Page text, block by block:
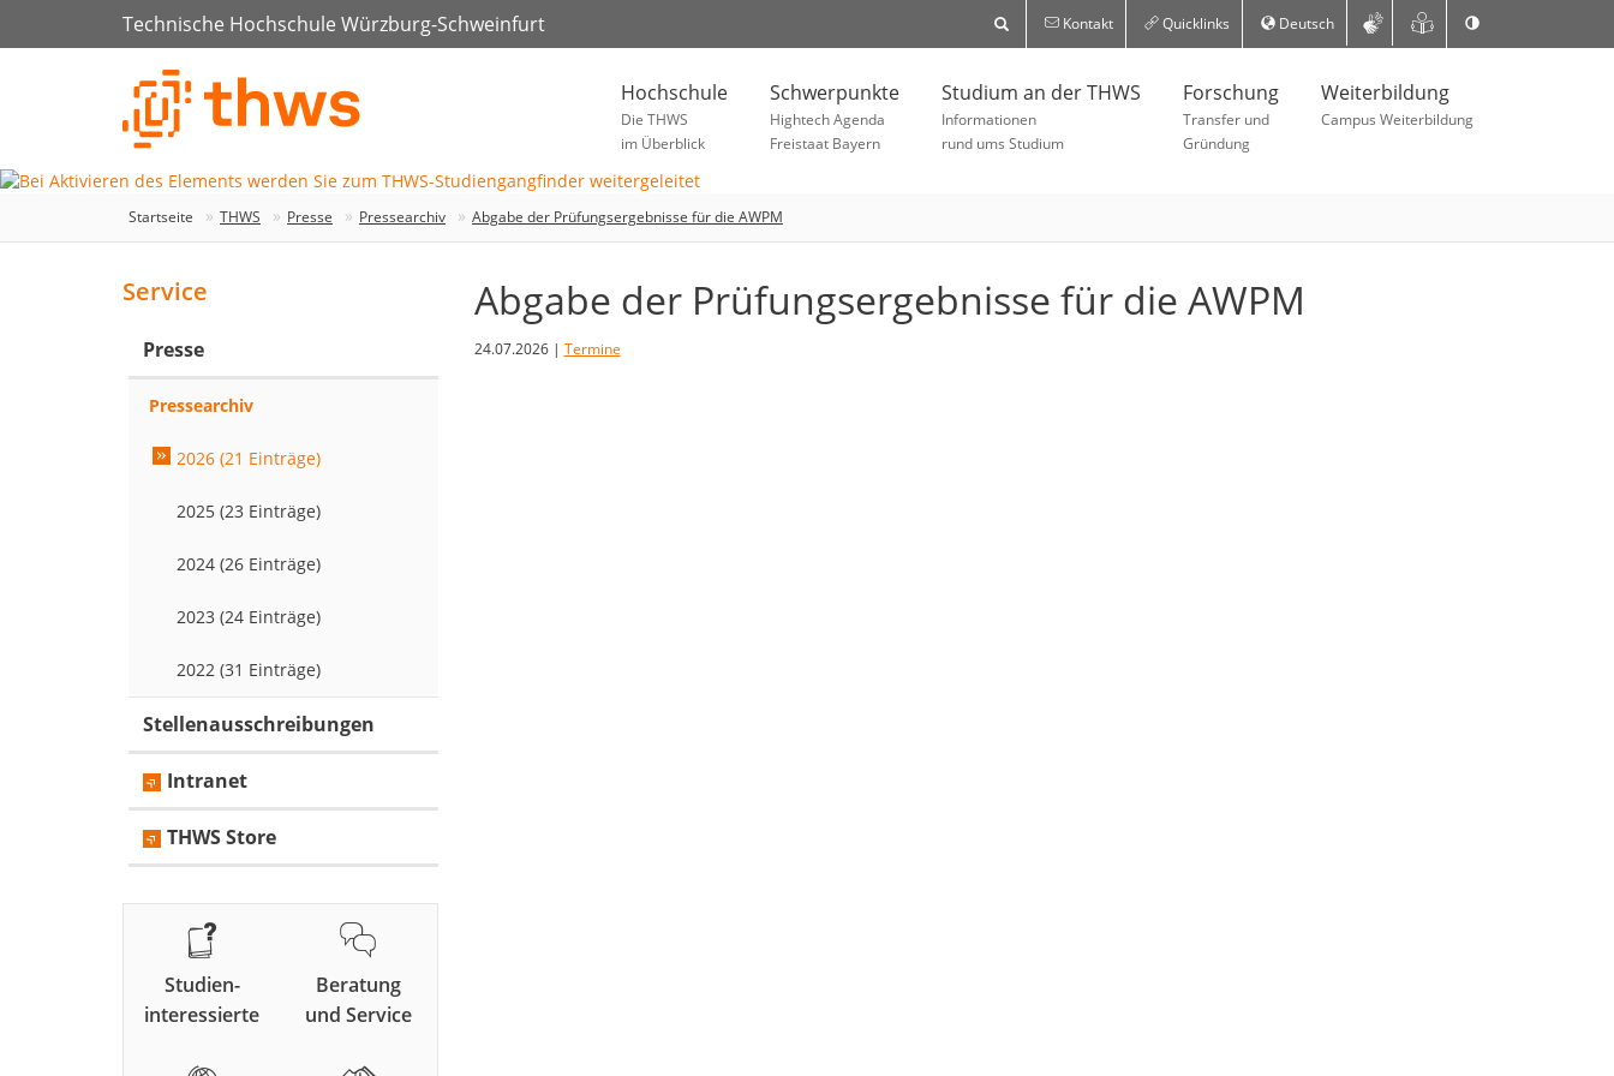
Technische Hochschule Würzburg-Schweinfurt Kontakt Quicklinks Deutsch
Hochschule
Die THWS
im Überblick
Schwerpunkte
Hightech Agenda
Freistaat Bayern
Studium an der THWS
Informationen
rund ums Studium
Forschung
Transfer und
Gründung
Weiterbildung
Campus Weiterbildung
Startseite THWS Presse Pressearchiv Abgabe der Prüfungsergebnisse für die AWPM
Abgabe der Prüfungsergebnisse für die AWPM
24.07.2026 | Termine
Service
Presse
Pressearchiv
2026 (21 Einträge)
2025 (23 Einträge)
2024 (26 Einträge)
2023 (24 Einträge)
2022 (31 Einträge)
Stellenausschreibungen
Intranet
THWS Store
Studien-
interessierte
Beratung
und Service